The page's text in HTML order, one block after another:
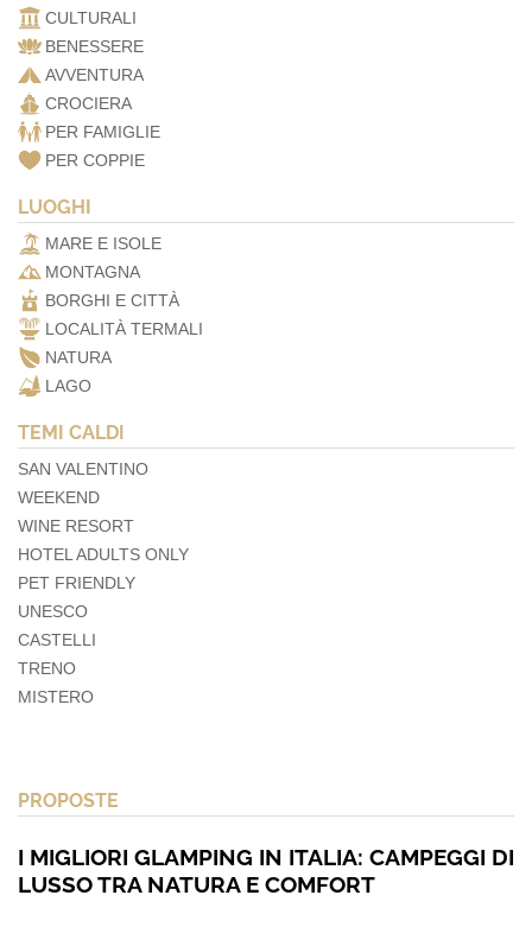
CULTURALI
BENESSERE
AVVENTURA
CROCIERA
PER FAMIGLIE
PER COPPIE
LUOGHI
MARE E ISOLE
MONTAGNA
BORGHI E CITTÀ
LOCALITÀ TERMALI
NATURA
LAGO
TEMI CALDI
SAN VALENTINO
WEEKEND
WINE RESORT
HOTEL ADULTS ONLY
PET FRIENDLY
UNESCO
CASTELLI
TRENO
MISTERO
PROPOSTE
I MIGLIORI GLAMPING IN ITALIA: CAMPEGGI DI
LUSSO TRA NATURA E COMFORT